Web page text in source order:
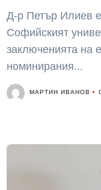
Д-р Петър Илиев
Софийският
заключенията на
номинирания...
МАРТИН ИВАНОВ